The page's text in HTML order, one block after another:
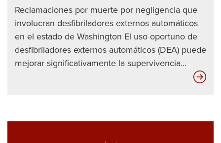
Reclamaciones por muerte por negligencia que
involucran desfibriladores externos automáticos
en el estado de Washington El uso oportuno de
desfibriladores externos automáticos (DEA) puede
mejorar significativamente la supervivencia...